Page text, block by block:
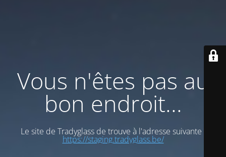
Vous n'êtes pas au
bon endroit...
Le site de Tradyglass de trouve à l'adresse suivante :
https://staging.tradyglass.be/